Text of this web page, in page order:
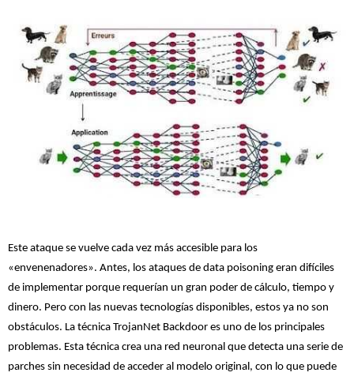
Este ataque se vuelve cada vez más accesible para los
«envenenadores». Antes, los ataques de data poisoning eran difíciles
de implementar porque requerían un gran poder de cálculo, tiempo y
dinero. Pero con las nuevas tecnologías disponibles, estos ya no son
obstáculos. La técnica TrojanNet Backdoor es uno de los principales
problemas. Esta técnica crea una red neuronal que detecta una serie de
parches sin necesidad de acceder al modelo original, con lo que puede